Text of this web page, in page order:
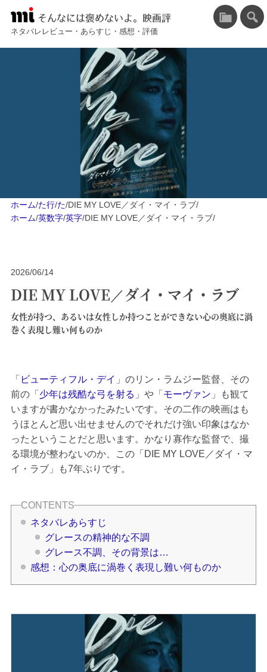
そんなには褒めないよ。映画評
ネタバレレビュー・あらすじ・感想・評価
ホーム/た行/た/DIE MY LOVE／ダイ・マイ・ラブ/
ホーム/英数字/英字/DIE MY LOVE／ダイ・マイ・ラブ/
2026/06/14
DIE MY LOVE／ダイ・マイ・ラブ
女性が持つ、あるいは女性しか持つことができない心の奥底に渦
巻く表現し難い何ものか
「 ビューティフル・デイ 」のリン・ラムジー監督、その
前の「 少年は残酷な弓を射る 」や「 モーヴァン 」も観て
いますが書かなかったみたいです。その二作の映画はも
うほとんど思い出せませんのでそれだけ強い印象はなか
ったということだと思います。かなり寡作な監督で、撮
る環境が整わないのか、この「DIE MY LOVE／ダイ・マ
イ・ラブ」も7年ぶりです。
ネタバレあらすじ
グレースの精神的な不調
グレース不調、その背景は…
感想：心の奥底に渦巻く表現し難い何ものか